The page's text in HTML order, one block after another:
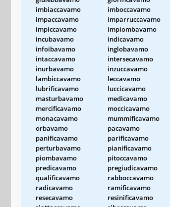
imbiaccavamo
imboccavamo
impaccavamo
imparruccavamo
impiccavamo
impiombavamo
incubavamo
indicavamo
infoibavamo
inglobavamo
intaccavamo
intersecavamo
inurbavamo
inzuccavamo
lambiccavamo
leccavamo
lubrificavamo
luccicavamo
masturbavamo
medicavamo
mercificavamo
moccicavamo
monacavamo
mummificavamo
orbavamo
pacavamo
panificavamo
parificavamo
perturbavamo
pianificavamo
piombavamo
pitoccavamo
predicavamo
pregiudicavamo
qualificavamo
rabboccavamo
radicavamo
ramificavamo
resecavamo
resinificavamo